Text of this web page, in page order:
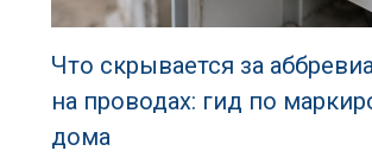
Что скрывается за
на проводах: гид по
дома